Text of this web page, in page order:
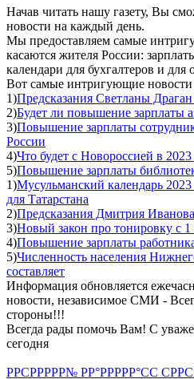
Начав читать нашу газету, Вы
новости на каждый день.
Мы предоставляем самые
касаются жителя России:
календари для бухгалтеров и
Вот самые интригующие новости
1)Предсказания Светланы
2)Будет ли повышение зарплаты
3)Повышение зарплаты
России
4)Что будет с Новороссией в 2023
5)Повышение зарплаты
1)Мусульманский календарь
для Татарстана
2)Предсказания Дмитрия
3)Новый закон про тонировку с 1
4)Повышение зарплаты
5)Численность населения
составляет
Информация обновляется
новости, независимое СМИ -
стороны!!!
Всегда рады помочь Вам! С
сегодня
РРСРРРРР№ РР°РРРРР°СС